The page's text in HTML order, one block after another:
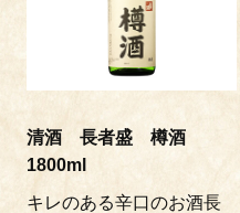
清酒 長者盛 樽酒
1800ml
キレのある辛口のお酒長